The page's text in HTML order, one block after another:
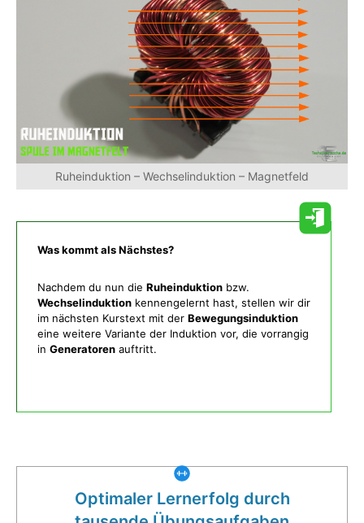
Ruheinduktion – Wechselinduktion – Magnetfeld
Was kommt als Nächstes?
Nachdem du nun die Ruheinduktion bzw.
Wechselinduktion kennengelernt hast, stellen wir dir
im nächsten Kurstext mit der Bewegungsinduktion
eine weitere Variante der Induktion vor, die vorrangig
in Generatoren auftritt.
Optimaler Lernerfolg durch